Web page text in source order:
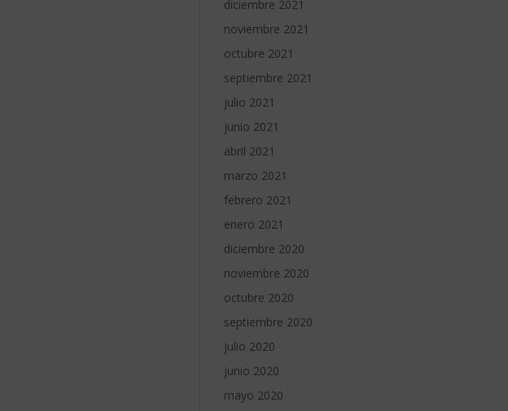
diciembre 2021
noviembre 2021
octubre 2021
septiembre 2021
julio 2021
junio 2021
abril 2021
marzo 2021
febrero 2021
enero 2021
diciembre 2020
noviembre 2020
octubre 2020
septiembre 2020
julio 2020
junio 2020
mayo 2020